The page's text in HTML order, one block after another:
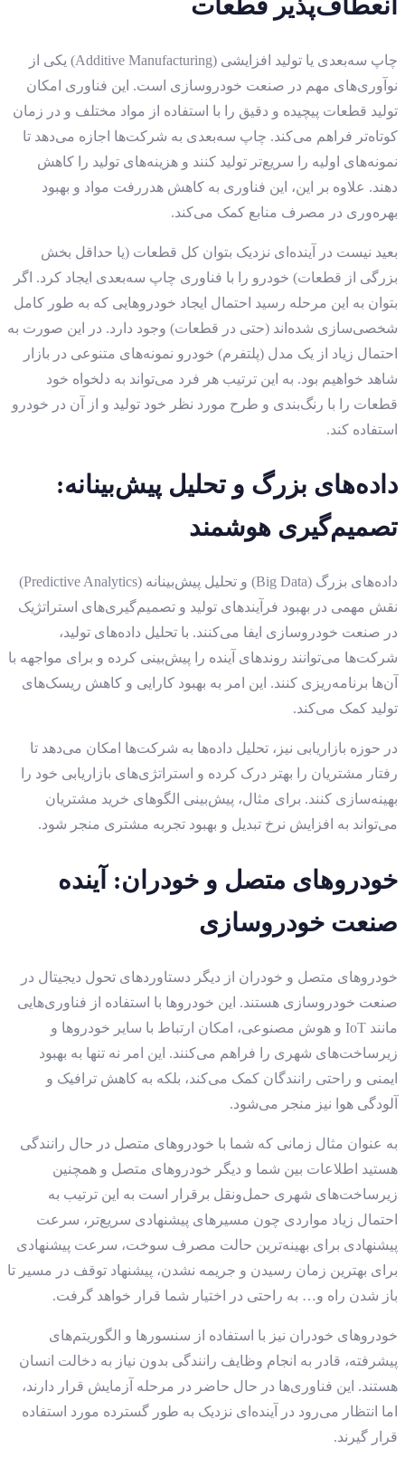
چاپ سه‌بعدی یا تولید افزایشی (Additive Manufacturing) یکی از
نوآوری‌های مهم در صنعت خودروسازی است. این فناوری امکان
تولید قطعات پیچیده و دقیق را با استفاده از مواد مختلف و در زمان
کوتاه‌تر فراهم می‌کند. چاپ سه‌بعدی به شرکت‌ها اجازه می‌دهد تا
نمونه‌های اولیه را سریع‌تر تولید کنند و هزینه‌های تولید را کاهش
دهند. علاوه بر این، این فناوری به کاهش هدررفت مواد و بهبود
بهره‌وری در مصرف منابع کمک می‌کند.
بعید نیست در آینده‌ای نزدیک بتوان کل قطعات (یا حداقل بخش
بزرگی از قطعات) خودرو را با فناوری چاپ سه‌بعدی ایجاد کرد. اگر
بتوان به این مرحله رسید احتمال ایجاد خودروهایی که به طور کامل
شخصی‌سازی شده‌اند (حتی در قطعات) وجود دارد. در این صورت به
احتمال زیاد از یک مدل (پلتفرم) خودرو نمونه‌های متنوعی در بازار
شاهد خواهیم بود. به این ترتیب هر فرد می‌تواند به دلخواه خود
قطعات را با رنگ‌بندی و طرح مورد نظر خود تولید و از آن در خودرو
استفاده کند.
داده‌های بزرگ و تحلیل پیش‌بینانه:
تصمیم‌گیری هوشمند
داده‌های بزرگ (Big Data) و تحلیل پیش‌بینانه (Predictive Analytics)
نقش مهمی در بهبود فرآیندهای تولید و تصمیم‌گیری‌های استراتژیک
در صنعت خودروسازی ایفا می‌کنند. با تحلیل داده‌های تولید،
شرکت‌ها می‌توانند روندهای آینده را پیش‌بینی کرده و برای مواجهه با
آن‌ها برنامه‌ریزی کنند. این امر به بهبود کارایی و کاهش ریسک‌های
تولید کمک می‌کند.
در حوزه بازاریابی نیز، تحلیل داده‌ها به شرکت‌ها امکان می‌دهد تا
رفتار مشتریان را بهتر درک کرده و استراتژی‌های بازاریابی خود را
بهینه‌سازی کنند. برای مثال، پیش‌بینی الگوهای خرید مشتریان
می‌تواند به افزایش نرخ تبدیل و بهبود تجربه مشتری منجر شود.
خودروهای متصل و خودران: آینده
صنعت خودروسازی
خودروهای متصل و خودران از دیگر دستاوردهای تحول دیجیتال در
صنعت خودروسازی هستند. این خودروها با استفاده از فناوری‌هایی
مانند IoT و هوش مصنوعی، امکان ارتباط با سایر خودروها و
زیرساخت‌های شهری را فراهم می‌کنند. این امر نه تنها به بهبود
ایمنی و راحتی رانندگان کمک می‌کند، بلکه به کاهش ترافیک و
آلودگی هوا نیز منجر می‌شود.
به عنوان مثال زمانی که شما با خودروهای متصل در حال رانندگی
هستید اطلاعات بین شما و دیگر خودروهای متصل و همچنین
زیرساخت‌های شهری حمل‌ونقل برقرار است به این ترتیب به
احتمال زیاد مواردی چون مسیرهای پیشنهادی سریع‌تر، سرعت
پیشنهادی برای بهینه‌ترین حالت مصرف سوخت، سرعت پیشنهادی
برای بهترین زمان رسیدن و جریمه نشدن، پیشنهاد توقف در مسیر تا
باز شدن راه و… به راحتی در اختیار شما قرار خواهد گرفت.
خودروهای خودران نیز با استفاده از سنسورها و الگوریتم‌های
پیشرفته، قادر به انجام وظایف رانندگی بدون نیاز به دخالت انسان
هستند. این فناوری‌ها در حال حاضر در مرحله آزمایش قرار دارند،
اما انتظار می‌رود در آینده‌ای نزدیک به طور گسترده مورد استفاده
قرار گیرند.